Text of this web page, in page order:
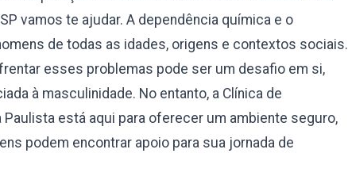
vamos te ajudar. A dependência química e o
de todas as idades, origens e contextos sociais.
esses problemas pode ser um desafio em si,
à masculinidade. No entanto, a Clínica de
está aqui para oferecer um ambiente seguro,
podem encontrar apoio para sua jornada de